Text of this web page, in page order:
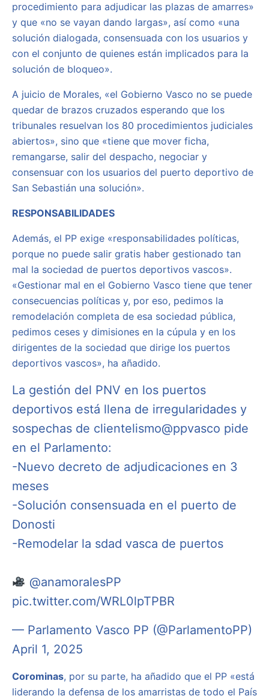
procedimiento para adjudicar las plazas de amarres»
y que «no se vayan dando largas», así como «una
solución dialogada, consensuada con los usuarios y
con el conjunto de quienes están implicados para la
solución de bloqueo».
A juicio de Morales, «el Gobierno Vasco no se puede
quedar de brazos cruzados esperando que los
tribunales resuelvan los 80 procedimientos judiciales
abiertos», sino que «tiene que mover ficha,
remangarse, salir del despacho, negociar y
consensuar con los usuarios del puerto deportivo de
San Sebastián una solución».
RESPONSABILIDADES
Además, el PP exige «responsabilidades políticas,
porque no puede salir gratis haber gestionado tan
mal la sociedad de puertos deportivos vascos».
«Gestionar mal en el Gobierno Vasco tiene que tener
consecuencias políticas y, por eso, pedimos la
remodelación completa de esa sociedad pública,
pedimos ceses y dimisiones en la cúpula y en los
dirigentes de la sociedad que dirige los puertos
deportivos vascos», ha añadido.
La gestión del PNV en los puertos
deportivos está llena de irregularidades y
sospechas de clientelismo@ppvasco pide
en el Parlamento:
-Nuevo decreto de adjudicaciones en 3
meses
-Solución consensuada en el puerto de
Donosti
-Remodelar la sdad vasca de puertos
@anamoralesPP
pic.twitter.com/WRL0lpTPBR
— Parlamento Vasco PP (@ParlamentoPP)
April 1, 2025
Corominas, por su parte, ha añadido que el PP «está
liderando la defensa de los amarristas de todo el País